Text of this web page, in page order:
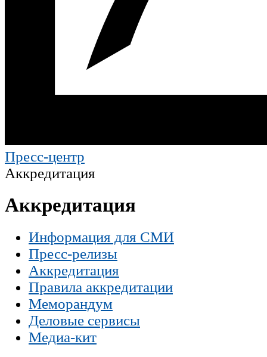
Пресс-центр
Аккредитация
Аккредитация
Информация для СМИ
Пресс-релизы
Аккредитация
Правила аккредитации
Меморандум
Деловые сервисы
Медиа-кит